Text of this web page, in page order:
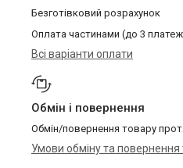
Безготівковий розрахунок
Оплата частинами (до 3
Всі варіанти оплати
Обмін і повернення
Обмін/повернення товару
Умови обміну та повернення